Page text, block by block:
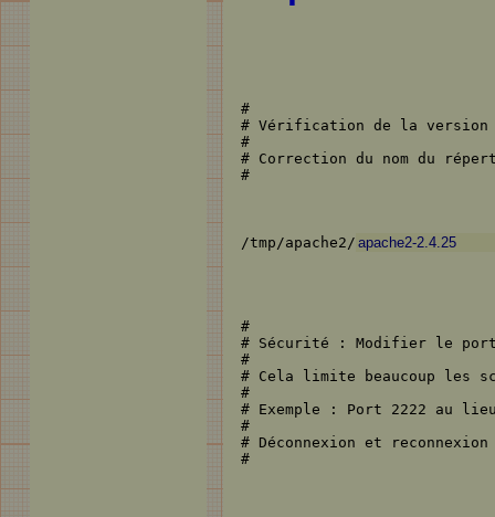
#
# Vérification de la version
#
# Correction du nom du
#
/tmp/apache2/
#
# Sécurité : Modifier le port
#
# Cela limite beaucoup les
#
# Exemple : Port 2222 au
#
# Déconnexion et
#